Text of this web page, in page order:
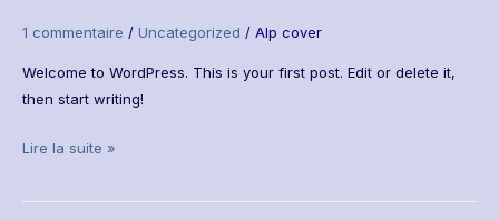
1 commentaire / Uncategorized / Alp cover
Welcome to WordPress. This is your first post. Edit or delete it,
then start writing!
Lire la suite »